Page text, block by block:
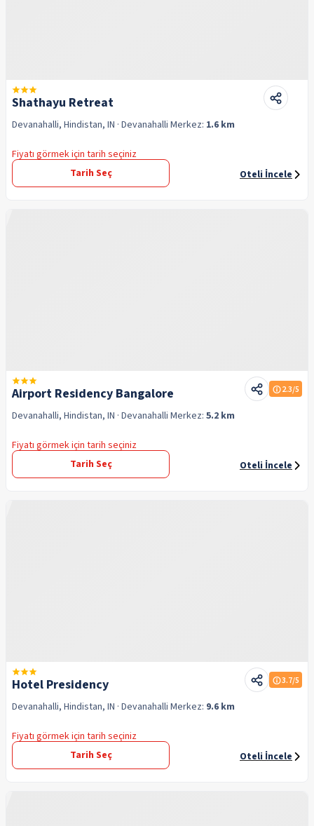
Shathayu Retreat
Devanahalli, Hindistan, IN · Devanahalli Merkez: 1.6 km
Fiyatı görmek için tarih seçiniz
Tarih Seç
Oteli İncele
Airport Residency Bangalore 2.3/5
Devanahalli, Hindistan, IN · Devanahalli Merkez: 5.2 km
Fiyatı görmek için tarih seçiniz
Tarih Seç
Oteli İncele
Hotel Presidency 3.7/5
Devanahalli, Hindistan, IN · Devanahalli Merkez: 9.6 km
Fiyatı görmek için tarih seçiniz
Tarih Seç
Oteli İncele